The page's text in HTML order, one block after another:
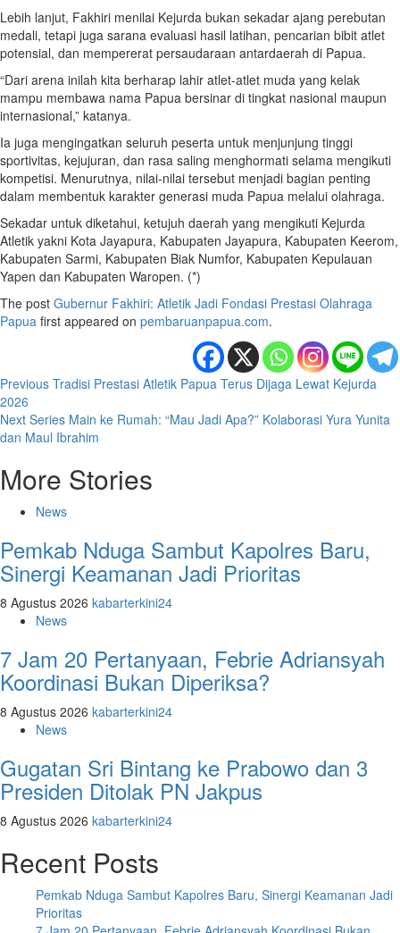
Lebih lanjut, Fakhiri menilai Kejurda bukan sekadar ajang perebutan
medali, tetapi juga sarana evaluasi hasil latihan, pencarian bibit atlet
potensial, dan mempererat persaudaraan antardaerah di Papua.
“Dari arena inilah kita berharap lahir atlet-atlet muda yang kelak
mampu membawa nama Papua bersinar di tingkat nasional maupun
internasional,” katanya.
Ia juga mengingatkan seluruh peserta untuk menjunjung tinggi
sportivitas, kejujuran, dan rasa saling menghormati selama mengikuti
kompetisi. Menurutnya, nilai-nilai tersebut menjadi bagian penting
dalam membentuk karakter generasi muda Papua melalui olahraga.
Sekadar untuk diketahui, ketujuh daerah yang mengikuti Kejurda
Atletik yakni Kota Jayapura, Kabupaten Jayapura, Kabupaten Keerom,
Kabupaten Sarmi, Kabupaten Biak Numfor, Kabupaten Kepulauan
Yapen dan Kabupaten Waropen. (*)
The post Gubernur Fakhiri: Atletik Jadi Fondasi Prestasi Olahraga
Papua first appeared on pembaruanpapua.com.
Post
navigation
Previous Tradisi Prestasi Atletik Papua Terus Dijaga Lewat Kejurda
2026
Next Series Main ke Rumah: “Mau Jadi Apa?” Kolaborasi Yura Yunita
dan Maul Ibrahim
More Stories
News
Pemkab Nduga Sambut Kapolres Baru,
Sinergi Keamanan Jadi Prioritas
8 Agustus 2026 kabarterkini24
News
7 Jam 20 Pertanyaan, Febrie Adriansyah
Koordinasi Bukan Diperiksa?
8 Agustus 2026 kabarterkini24
News
Gugatan Sri Bintang ke Prabowo dan 3
Presiden Ditolak PN Jakpus
8 Agustus 2026 kabarterkini24
Recent Posts
Pemkab Nduga Sambut Kapolres Baru, Sinergi Keamanan Jadi
Prioritas